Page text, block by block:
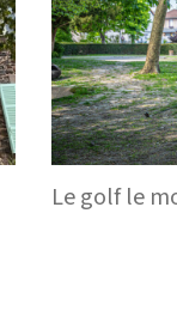
Le golf le